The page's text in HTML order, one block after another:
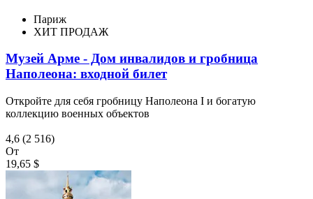
Париж
ХИТ ПРОДАЖ
Музей Арме - Дом инвалидов и гробница
Наполеона: входной билет
Откройте для себя гробницу Наполеона I и богатую
коллекцию военных объектов
4,6 (2 516)
От
19,65 $